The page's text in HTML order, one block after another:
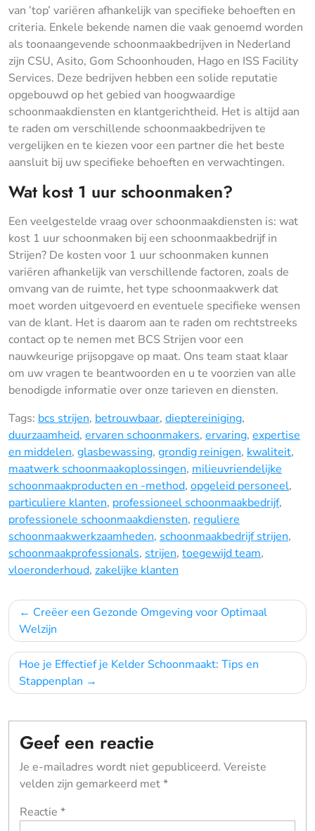
van ’top’ variëren afhankelijk van specifieke behoeften en
criteria. Enkele bekende namen die vaak genoemd worden
als toonaangevende schoonmaakbedrijven in Nederland
zijn CSU, Asito, Gom Schoonhouden, Hago en ISS Facility
Services. Deze bedrijven hebben een solide reputatie
opgebouwd op het gebied van hoogwaardige
schoonmaakdiensten en klantgerichtheid. Het is altijd aan
te raden om verschillende schoonmaakbedrijven te
vergelijken en te kiezen voor een partner die het beste
aansluit bij uw specifieke behoeften en verwachtingen.
Wat kost 1 uur schoonmaken?
Een veelgestelde vraag over schoonmaakdiensten is: wat
kost 1 uur schoonmaken bij een schoonmaakbedrijf in
Strijen? De kosten voor 1 uur schoonmaken kunnen
variëren afhankelijk van verschillende factoren, zoals de
omvang van de ruimte, het type schoonmaakwerk dat
moet worden uitgevoerd en eventuele specifieke wensen
van de klant. Het is daarom aan te raden om rechtstreeks
contact op te nemen met BCS Strijen voor een
nauwkeurige prijsopgave op maat. Ons team staat klaar
om uw vragen te beantwoorden en u te voorzien van alle
benodigde informatie over onze tarieven en diensten.
Tags: bcs strijen, betrouwbaar, dieptereiniging,
duurzaamheid, ervaren schoonmakers, ervaring, expertise
en middelen, glasbewassing, grondig reinigen, kwaliteit,
maatwerk schoonmaakoplossingen, milieuvriendelijke
schoonmaakproducten en -method, opgeleid personeel,
particuliere klanten, professioneel schoonmaakbedrijf,
professionele schoonmaakdiensten, reguliere
schoonmaakwerkzaamheden, schoonmaakbedrijf strijen,
schoonmaakprofessionals, strijen, toegewijd team,
vloeronderhoud, zakelijke klanten
Bericht
navigatie
Creëer een Gezonde Omgeving voor Optimaal
Welzijn
Hoe je Effectief je Kelder Schoonmaakt: Tips en
Stappenplan
Geef een reactie
Je e-mailadres wordt niet gepubliceerd. Vereiste
velden zijn gemarkeerd met*
Reactie *